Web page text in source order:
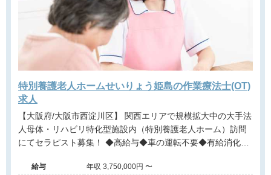
特別養護老人ホームせいりょう姫島の作業療法士(OT)
求人
【大阪府/大阪市西淀川区】 関西エリアで規模拡大中の大手法
人母体・リハビリ特化型施設内（特別養護老人ホーム）訪問
にてセラピスト募集！ ◆高給与◆車の運転不要◆有給消化率
業拡大に伴う増員募集
給与
年収 3,750,000円 〜